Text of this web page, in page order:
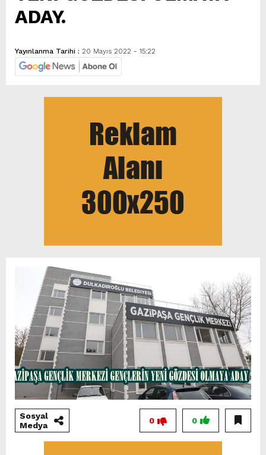
ADAY.
Yayınlanma Tarihi : 20 Mayıs 2022 - 15:22
Sosyal
Medya
0
0